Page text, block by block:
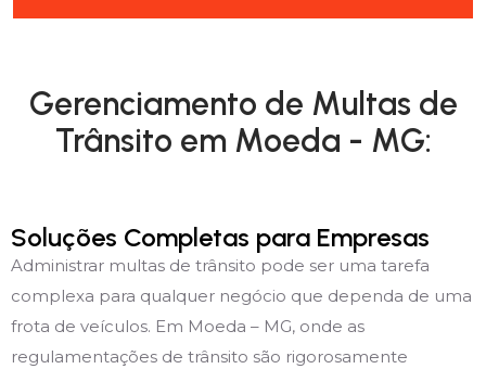
Gerenciamento de Multas de
Trânsito em Moeda - MG:
Soluções Completas para Empresas
Administrar multas de trânsito pode ser uma tarefa
complexa para qualquer negócio que dependa de uma
frota de veículos. Em Moeda – MG, onde as
regulamentações de trânsito são rigorosamente